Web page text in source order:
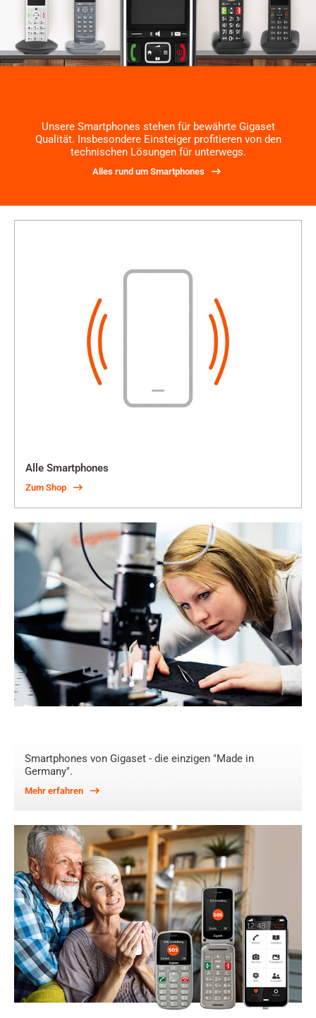
Unsere Smartphones stehen für bewährte Gigaset
Qualität. Insbesondere Einsteiger profitieren von den
technischen Lösungen für unterwegs.
Alles rund um Smartphones
Alle Smartphones
Zum Shop
Smartphones von Gigaset - die einzigen "Made in
Germany".
Mehr erfahren